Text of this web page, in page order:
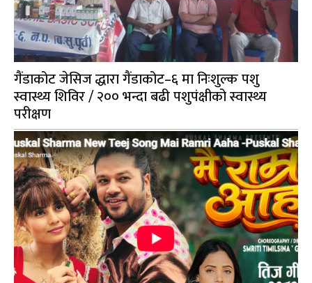
गैंडाकोट जेसिज द्धारा गैंडाकोट–६ मा निःशुल्क पशु
स्वास्थ्य शिविर / २०० भन्दा बढी पशुपंक्षीको स्वास्थ्य
परीक्षण